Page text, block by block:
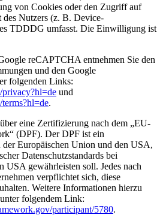
von Cookies oder den Zugriff auf
Nutzers (z. B. Device-
TDDDG umfasst. Die Einwilligung ist
reCAPTCHA entnehmen Sie den
und den Google
folgenden Links:
privacy?hl=de und
.
eine Zertifizierung nach dem „EU-
(DPF). Der DPF ist ein
Europäischen Union und den USA,
Datenschutzstandards bei
USA gewährleisten soll. Jedes nach
verpflichtet sich, diese
Weitere Informationen hierzu
folgendem Link:
participant/5780.